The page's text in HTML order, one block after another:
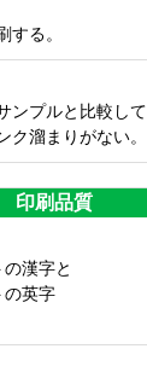
する。
ンプルと比較して
ク溜まりがない。
印刷品質
漢字と
の英字